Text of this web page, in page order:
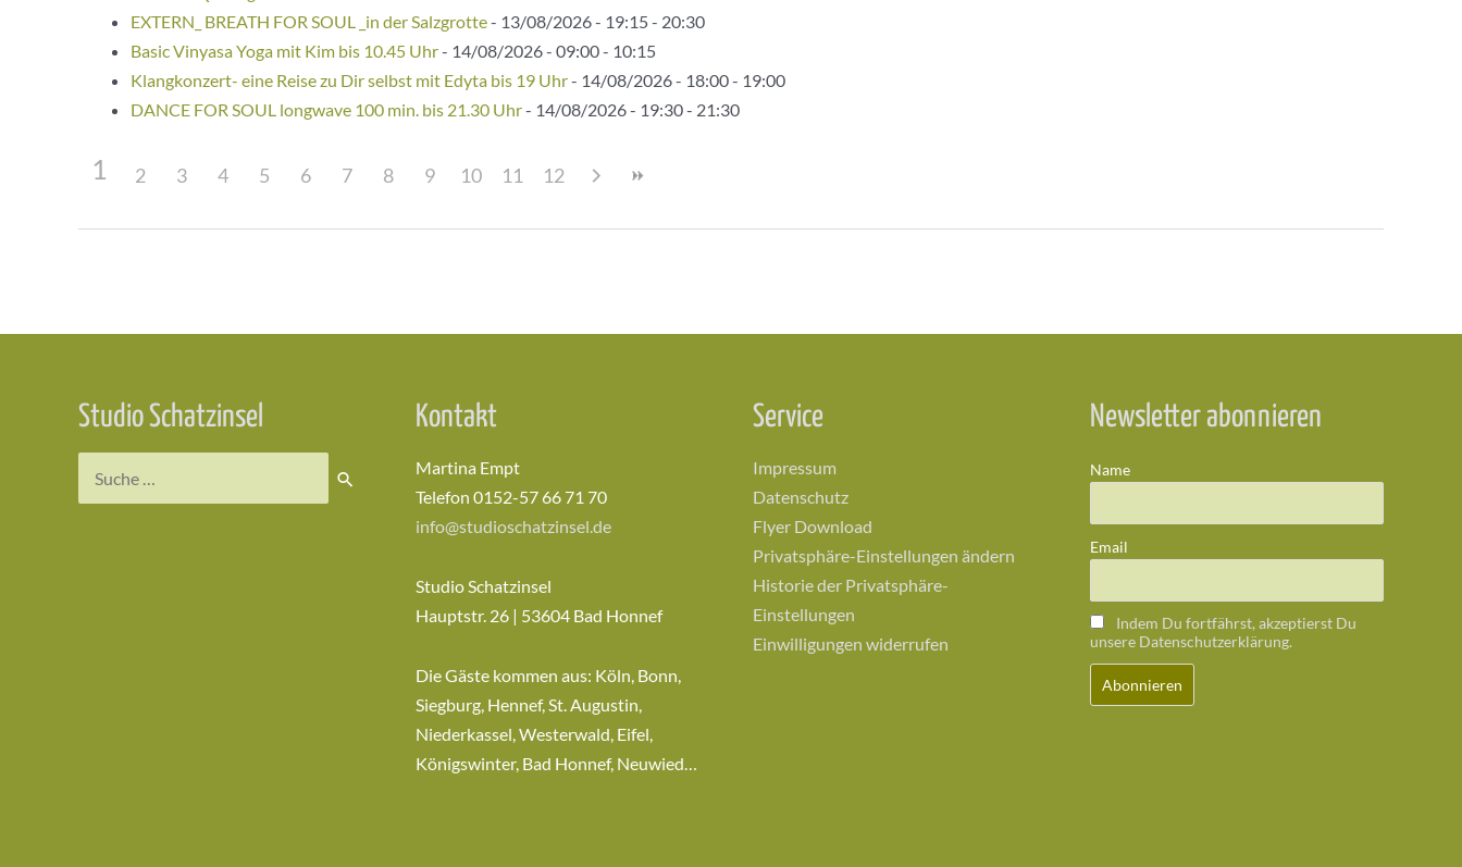
EXTERN_ BREATH FOR SOUL _in der Salzgrotte- 13/08/2026 - 19:15 - 20:30
Basic Vinyasa Yoga mit Kim bis 10.45 Uhr- 14/08/2026 - 09:00 - 10:15
Klangkonzert- eine Reise zu Dir selbst mit Edyta bis 19 Uhr- 14/08/2026 - 18:00 - 19:00
DANCE FOR SOUL longwave 100 min. bis 21.30 Uhr- 14/08/2026 - 19:30 - 21:30
1 2 3 4 5 6 7 8 9 10 11 12
Studio Schatzinsel Kontakt
Martina Empt
Telefon 0152-57 66 71 70
info@studioschatzinsel.de
Studio Schatzinsel
Hauptstr. 26 | 53604 Bad Honnef
Die Gäste kommen aus: Köln, Bonn,
Siegburg, Hennef, St. Augustin,
Niederkassel, Westerwald, Eifel,
Königswinter, Bad Honnef, Neuwied…
Service
Impressum
Datenschutz
Flyer Download
Privatsphäre-Einstellungen ändern
Historie der Privatsphäre-
Einstellungen
Einwilligungen widerrufen
Newsletter abonnieren
Name
Email
Indem Du fortfährst, akzeptierst Du
unsere Datenschutzerklärung.